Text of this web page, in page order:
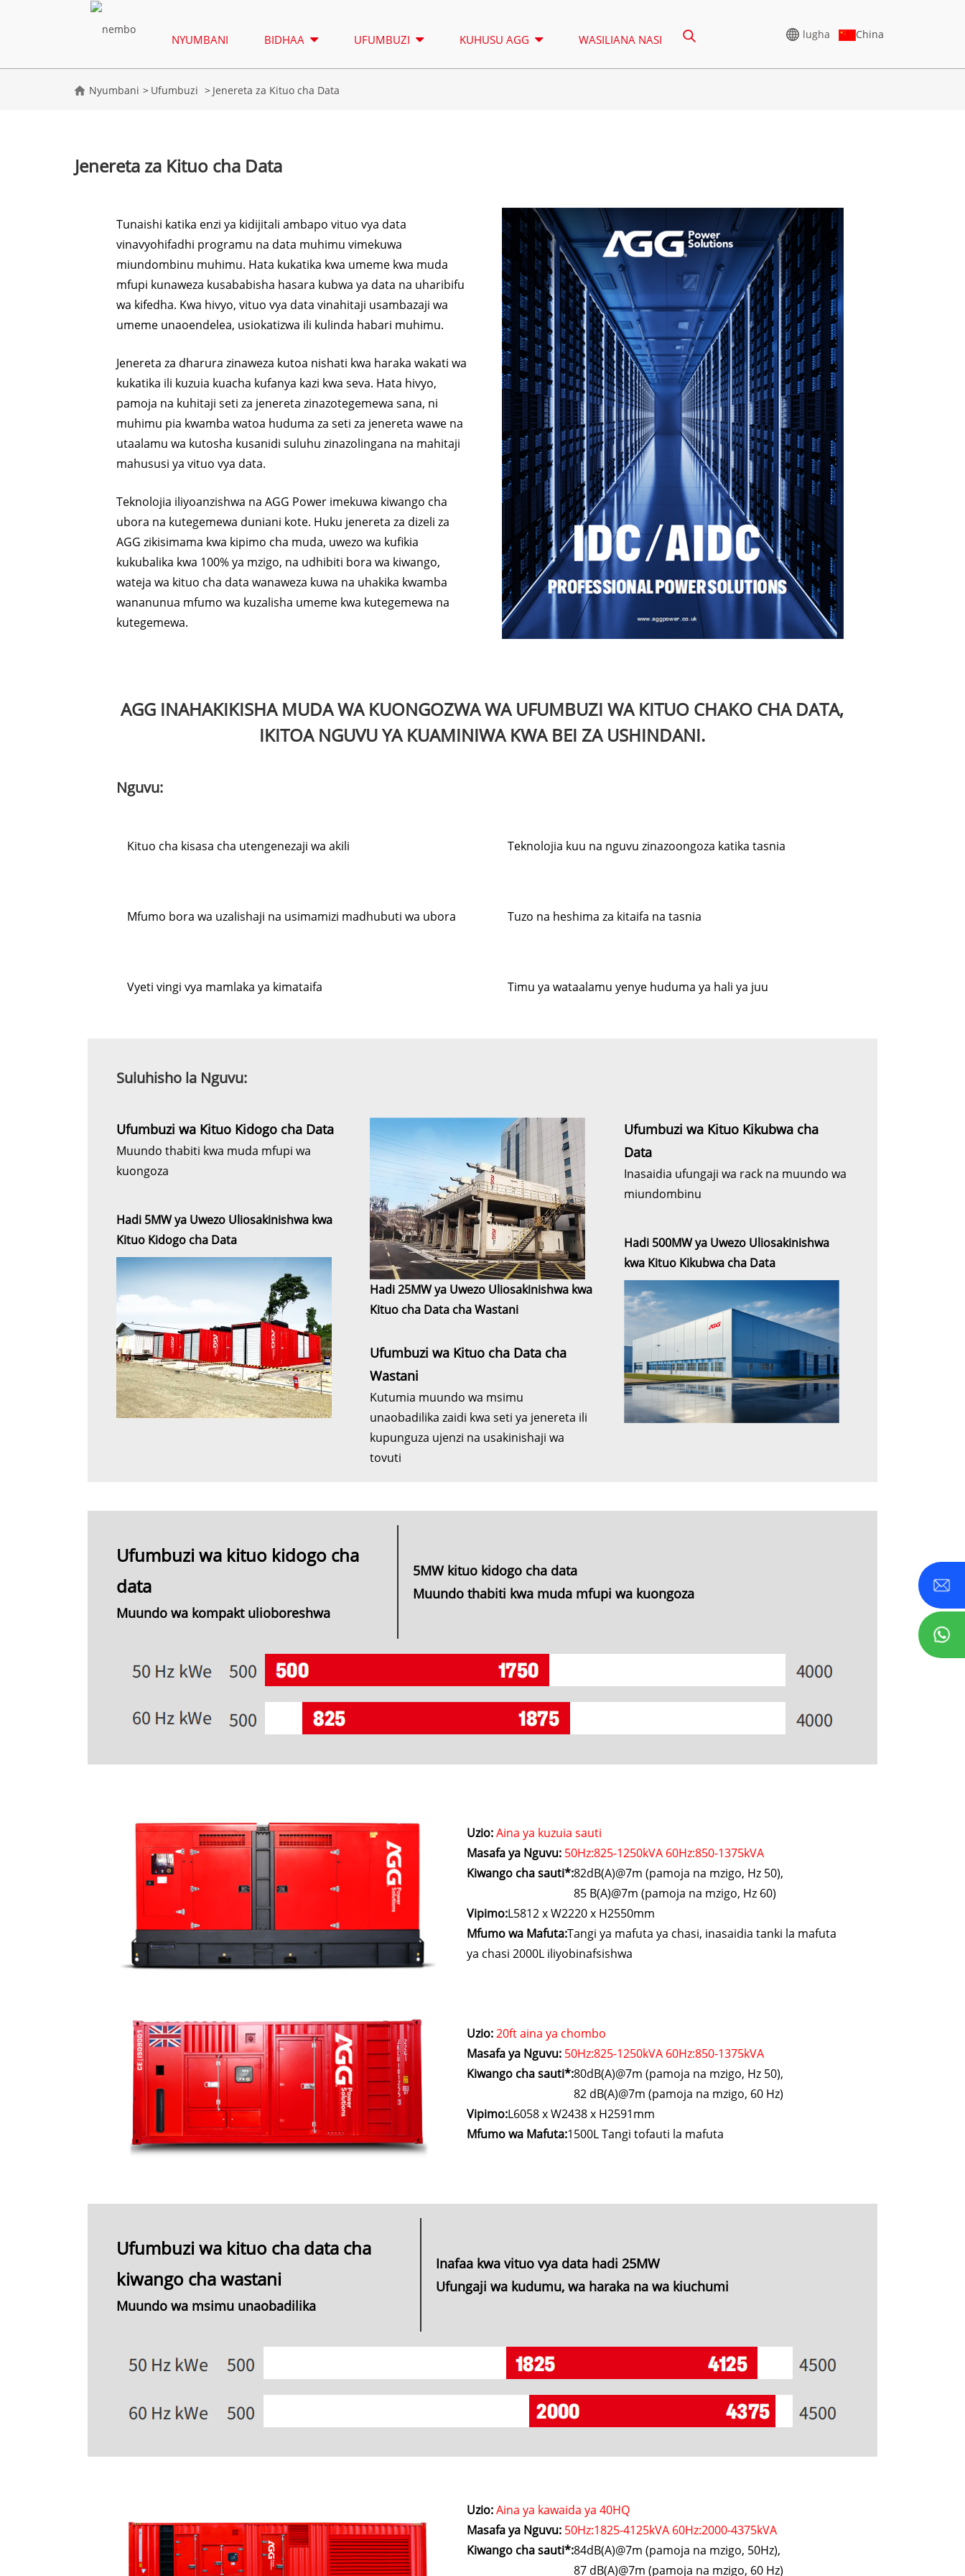
NYUMBANI BIDHAA
MFULULIZO WA CU 33-300
MFULULIZO WA P 10-220
MFULULIZO WA DE 22-250
K SEREIS 7-49 KVA
MFULULIZO WA V 94-285
MFULULIZO WA P 250-
1100 KVA
MFULULIZO WA S 275-
880KVA
MFULULIZO WA DE 250-
825 KVA
H MFULULIZO 165-935 KVA
MFULULIZO WA V 350-800
KVA
MFULULIZO WA P 825-
1880 KVA
MFULULIZO WA 1100-4000
KVA
MFULULIZO WA MS 715-
2500 KVA
UFUMBUZI KUHUSU AGG WASILIANA NASI lugha China
Nyumbani Ufumbuzi Jenereta za Kituo cha Data
Jenereta za Kituo cha Data
Tunaishi katika enzi ya kidijitali ambapo vituo vya data
vinavyohifadhi programu na data muhimu vimekuwa
miundombinu muhimu. Hata kukatika kwa umeme kwa muda
mfupi kunaweza kusababisha hasara kubwa ya data na uharibifu
wa kifedha. Kwa hivyo, vituo vya data vinahitaji usambazaji wa
umeme unaoendelea, usiokatizwa ili kulinda habari muhimu.
Jenereta za dharura zinaweza kutoa nishati kwa haraka wakati wa
kukatika ili kuzuia kuacha kufanya kazi kwa seva. Hata hivyo,
pamoja na kuhitaji seti za jenereta zinazotegemewa sana, ni
muhimu pia kwamba watoa huduma za seti za jenereta wawe na
utaalamu wa kutosha kusanidi suluhu zinazolingana na mahitaji
mahususi ya vituo vya data.
Teknolojia iliyoanzishwa na AGG Power imekuwa kiwango cha
ubora na kutegemewa duniani kote. Huku jenereta za dizeli za
AGG zikisimama kwa kipimo cha muda, uwezo wa kufikia
kukubalika kwa 100% ya mzigo, na udhibiti bora wa kiwango,
wateja wa kituo cha data wanaweza kuwa na uhakika kwamba
wananunua mfumo wa kuzalisha umeme kwa kutegemewa na
kutegemewa.
AGG INAHAKIKISHA MUDA WA KUONGOZWA WA UFUMBUZI WA KITUO CHAKO CHA DATA,
IKITOA NGUVU YA KUAMINIWA KWA BEI ZA USHINDANI.
Nguvu:
Kituo cha kisasa cha utengenezaji wa akili
Mfumo bora wa uzalishaji na usimamizi madhubuti wa ubora
Vyeti vingi vya mamlaka ya kimataifa
Teknolojia kuu na nguvu zinazoongoza katika tasnia
Tuzo na heshima za kitaifa na tasnia
Timu ya wataalamu yenye huduma ya hali ya juu
Suluhisho la Nguvu:
Ufumbuzi wa Kituo Kidogo cha Data
Muundo thabiti kwa muda mfupi wa
kuongoza
Hadi 5MW ya Uwezo Uliosakinishwa kwa
Kituo Kidogo cha Data
Hadi 25MW ya Uwezo Uliosakinishwa kwa
Kituo cha Data cha Wastani
Ufumbuzi wa Kituo cha Data cha
Wastani
Kutumia muundo wa msimu
unaobadilika zaidi kwa seti ya jenereta ili
kupunguza ujenzi na usakinishaji wa
tovuti
Ufumbuzi wa Kituo Kikubwa cha
Data
Inasaidia ufungaji wa rack na muundo wa
miundombinu
Hadi 500MW ya Uwezo Uliosakinishwa
kwa Kituo Kikubwa cha Data
Ufumbuzi wa kituo kidogo cha
data
Muundo wa kompakt ulioboreshwa
5MW kituo kidogo cha data
Muundo thabiti kwa muda mfupi wa kuongoza
Uzio: Aina ya kuzuia sauti
Masafa ya Nguvu: 50Hz:825-1250kVA 60Hz:850-1375kVA
Kiwango cha sauti*:82dB(A)@7m (pamoja na mzigo, Hz 50),
85 B(A)@7m (pamoja na mzigo, Hz 60)
Vipimo:L5812 x W2220 x H2550mm
Mfumo wa Mafuta:Tangi ya mafuta ya chasi, inasaidia tanki la mafuta
ya chasi 2000L iliyobinafsishwa
Uzio: 20ft aina ya chombo
Masafa ya Nguvu: 50Hz:825-1250kVA 60Hz:850-1375kVA
Kiwango cha sauti*:80dB(A)@7m (pamoja na mzigo, Hz 50),
82 dB(A)@7m (pamoja na mzigo, 60 Hz)
Vipimo:L6058 x W2438 x H2591mm
Mfumo wa Mafuta:1500L Tangi tofauti la mafuta
Ufumbuzi wa kituo cha data cha
kiwango cha wastani
Muundo wa msimu unaobadilika
Inafaa kwa vituo vya data hadi 25MW
Ufungaji wa kudumu, wa haraka na wa kiuchumi
Uzio: Aina ya kawaida ya 40HQ
Masafa ya Nguvu: 50Hz:1825-4125kVA 60Hz:2000-4375kVA
Kiwango cha sauti*:84dB(A)@7m (pamoja na mzigo, 50Hz),
87 dB(A)@7m (pamoja na mzigo, 60 Hz)